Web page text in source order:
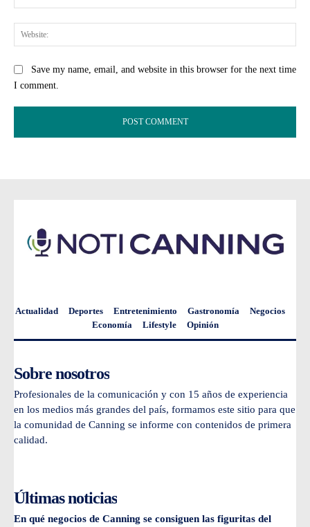
Save my name, email, and website in this browser for the next time
I comment.
Actualidad Deportes Entretenimiento Gastronomía
Negocios
Economía
Lifestyle Opinión
Sobre nosotros
Profesionales de la comunicación y con 15 años de experiencia
en los medios más grandes del país, formamos este sitio para que
la comunidad de Canning se informe con contenidos de primera
calidad.
Últimas noticias
En qué negocios de Canning se consiguen las figuritas del